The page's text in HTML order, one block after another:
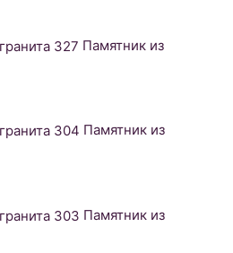
Памятник из
Памятник из
Памятник из